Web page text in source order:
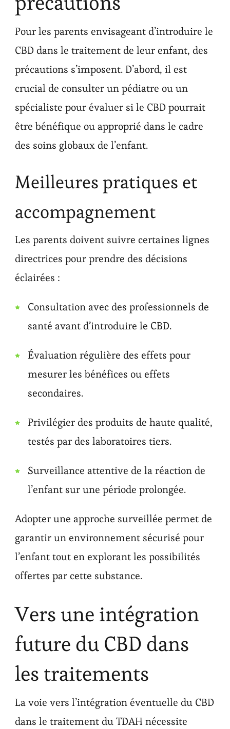
Pour les parents envisageant d’introduire le
CBD dans le traitement de leur enfant, des
précautions s’imposent. D’abord, il est
crucial de consulter un pédiatre ou un
spécialiste pour évaluer si le CBD pourrait
être bénéfique ou approprié dans le cadre
des soins globaux de l’enfant.
Meilleures pratiques et
accompagnement
Les parents doivent suivre certaines lignes
directrices pour prendre des décisions
éclairées :
Consultation avec des professionnels de
santé avant d’introduire le CBD.
Évaluation régulière des effets pour
mesurer les bénéfices ou effets
secondaires.
Privilégier des produits de haute qualité,
testés par des laboratoires tiers.
Surveillance attentive de la réaction de
l’enfant sur une période prolongée.
Adopter une approche surveillée permet de
garantir un environnement sécurisé pour
l’enfant tout en explorant les possibilités
offertes par cette substance.
Vers une intégration
future du CBD dans
les traitements
La voie vers l’intégration éventuelle du CBD
dans le traitement du TDAH nécessite